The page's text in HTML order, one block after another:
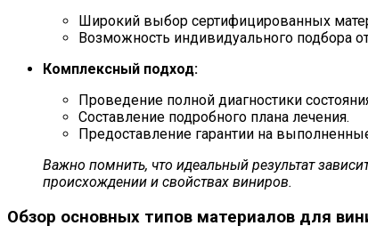
Широкий выбор сертифицированных
Возможность индивидуального подбора
Комплексный подход:
Проведение полной диагностики
Составление подробного плана лечения.
Предоставление гарантии на
Важно помнить, что идеальный результат
происхождении и свойствах виниров.
Обзор основных типов материалов для